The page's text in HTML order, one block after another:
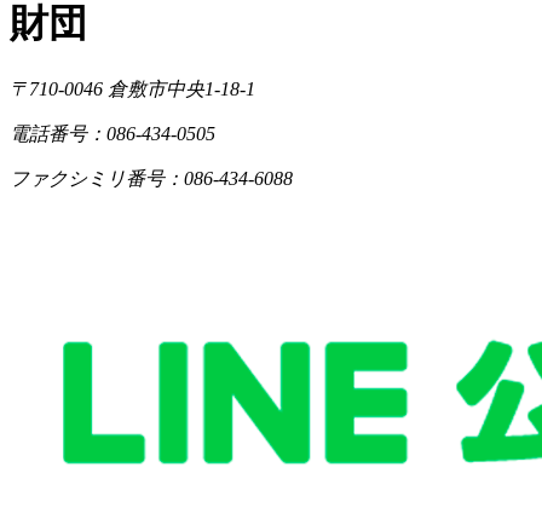
財団
〒710-0046 倉敷市中央1-18-1
電話番号：086-434-0505
ファクシミリ番号：086-434-6088